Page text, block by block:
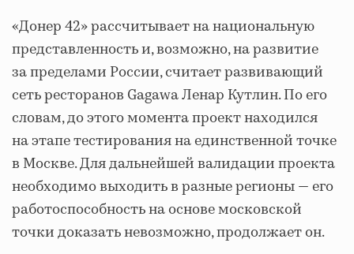
«Донер 42» рассчитывает на национальную
представленность и, возможно, на развитие
за пределами России, считает развивающий
сеть ресторанов Gagawa Ленар Кутлин. По его
словам, до этого момента проект находился
на этапе тестирования на единственной точке
в Москве. Для дальнейшей валидации проекта
необходимо выходить в разные регионы — его
работоспособность на основе московской
точки доказать невозможно, продолжает он.